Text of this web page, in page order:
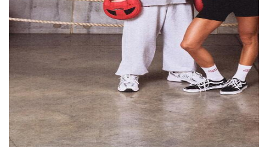
комфортно», — рассказала Мурашкина.
Запуск омрачил конфликт с журналисткой
Мадонной Мур. 1 августа она обвинила
Карину Мурашкину в плагиате, заявив
о том, что название и логотип бренда
очень похожи на ее собственные.
В разговоре с The Blueprint Мурашкина
отметила, что о запуске ее бренда Мадонне